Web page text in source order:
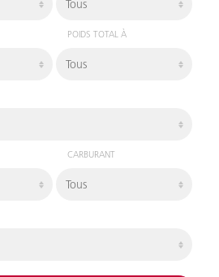
POIDS TOTAL À
CARBURANT